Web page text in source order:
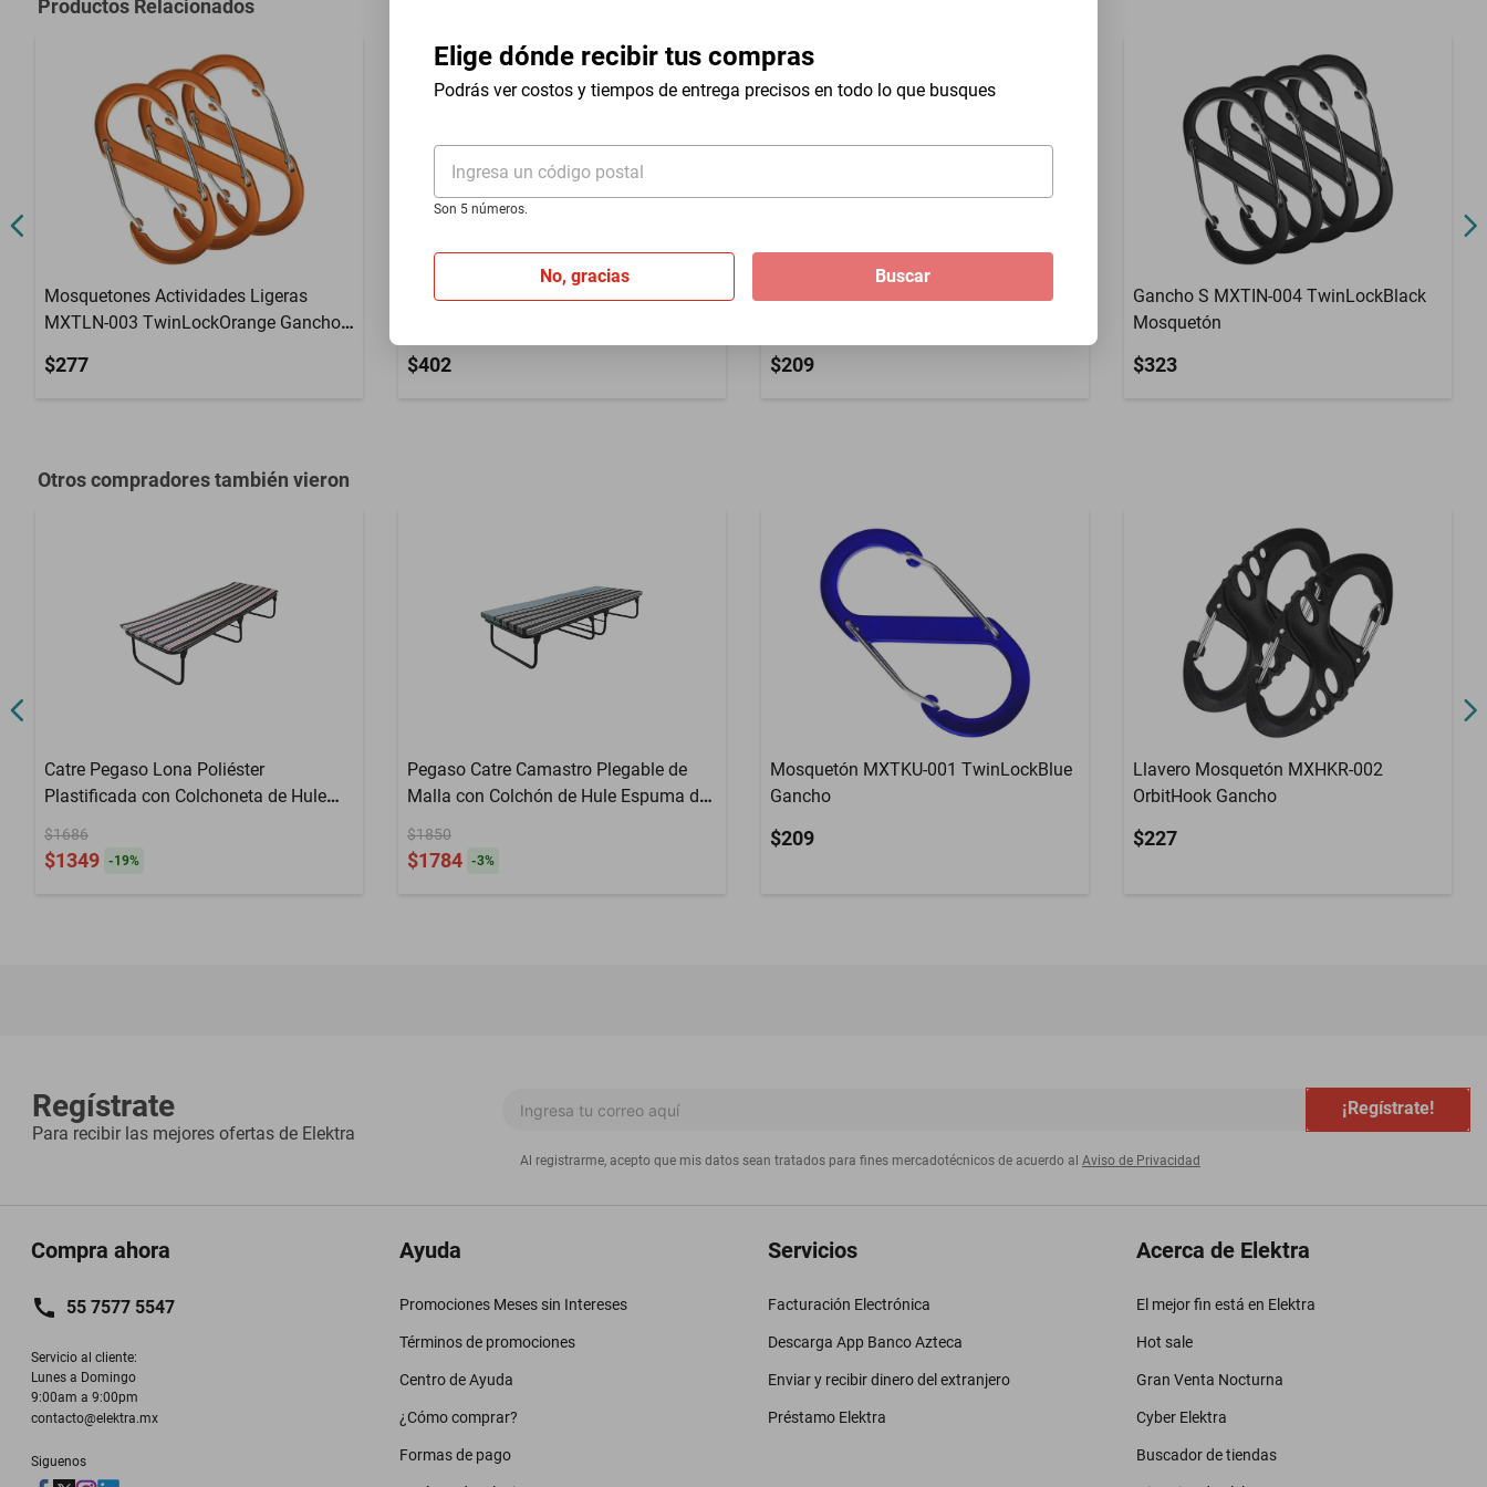
Elige dónde recibir tus compras
Podrás ver costos y tiempos de entrega precisos en todo lo que busques
Ingresa un código postal
Son 5 números.
No, gracias Buscar
Contenido del Empaque
Material
Productos Relacionados
Mosquetones Actividades Ligeras
MXTLN-003 TwinLockOrange Ganchos
$277
Gancho Tipo S MXTLK-004
$402
Gancho Mosquetón MXTKI-001
$209
Gancho S MXTIN-004 TwinLockBlack
Mosquetón
$323
Otros compradores también vieron
Catre Pegaso Lona Poliéster
Plastificada con Colchoneta de Hule
Espuma de 3cm. Mod: KSL-H GRIS
$1686
$1349 -19%
Pegaso Catre Camastro Plegable de
Malla con Colchón de Hule Espuma de
6 cm (Mod KM6)
$1850
$1784 -3%
Mosquetón MXTKU-001 TwinLockBlue
Gancho
$209
Llavero Mosquetón MXHKR-002
OrbitHook Gancho
$227
Regístrate
Para recibir las mejores ofertas de Elektra
¡Regístrate!
Al registrarme, acepto que mis datos sean tratados para fines mercadotécnicos de acuerdo al Aviso de Privacidad
Compra ahora
55 7577 5547
Servicio al cliente:
Lunes a Domingo
9:00am a 9:00pm
contacto@elektra.mx
Siguenos
Ayuda
Promociones Meses sin Intereses
Términos de promociones
Centro de Ayuda
¿Cómo comprar?
Formas de pago
Servicios
Facturación Electrónica
Descarga App Banco Azteca
Enviar y recibir dinero del extranjero
Préstamo Elektra
Acerca de Elektra
El mejor fin está en Elektra
Hot sale
Gran Venta Nocturna
Cyber Elektra
Buscador de tiendas